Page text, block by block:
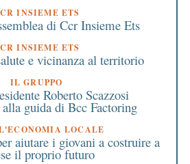
INSIEME ETS
di Ccr Insieme Ets
INSIEME ETS
e vicinanza al territorio
IL GRUPPO
Roberto Scazzosi
guida di Bcc Factoring
LOCALE
aiutare i giovani a costruire a
il proprio futuro